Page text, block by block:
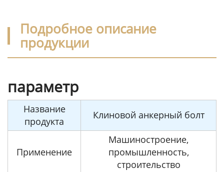
Подробное описание
продукции
параметр
Название
продукта
Клиновой анкерный болт
Применение
Машиностроение,
промышленность,
строительство